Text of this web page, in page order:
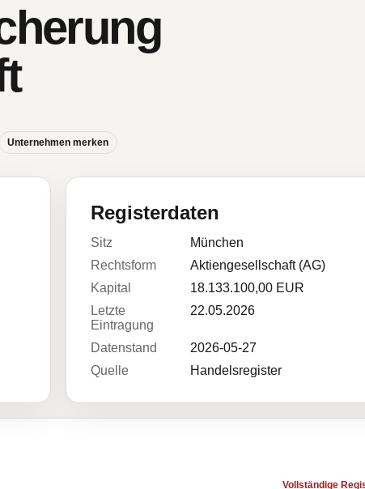
Unternehmen merken
Registerdaten
Sitz
München
Rechtsform
Aktiengesellschaft (AG)
Kapital
18.133.100,00 EUR
Letzte
Eintragung
22.05.2026
Datenstand
2026-05-27
Quelle
Handelsregister
Vollständige